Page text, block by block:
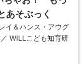
あそぶっく
イ＆ハンス・アウグ
WILLこども知育研